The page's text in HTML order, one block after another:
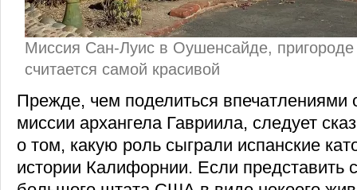
Миссия Сан-Луис в Оушенсайде,
считается самой красивой
Прежде, чем поделиться впечатлениями
миссии архангела Гавриила, следует
о том, какую роль сыграли испанские
истории Калифорнии. Если представить